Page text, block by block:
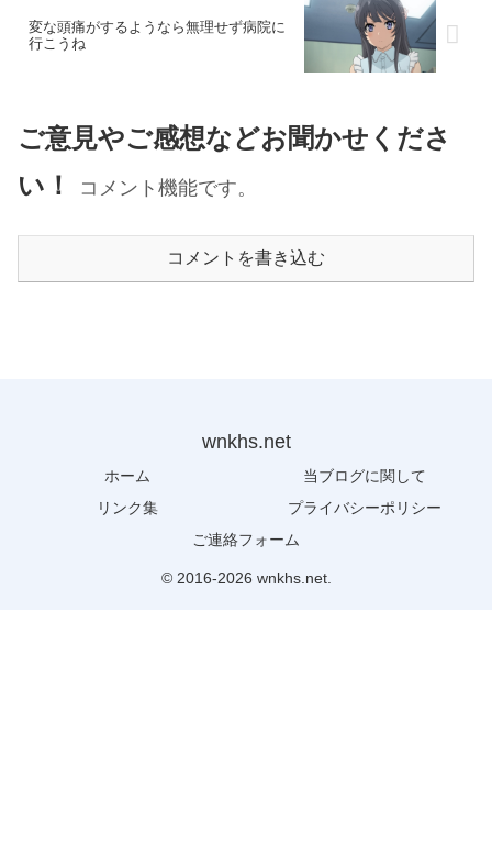
変な頭痛がするようなら無理せず病院に
行こうね
ご意見やご感想などお聞かせくださ
い！
コメント機能です。
コメントを書き込む
wnkhs.net
ホーム
当ブログに関して
リンク集
プライバシーポリシー
ご連絡フォーム
© 2016-2026 wnkhs.net.